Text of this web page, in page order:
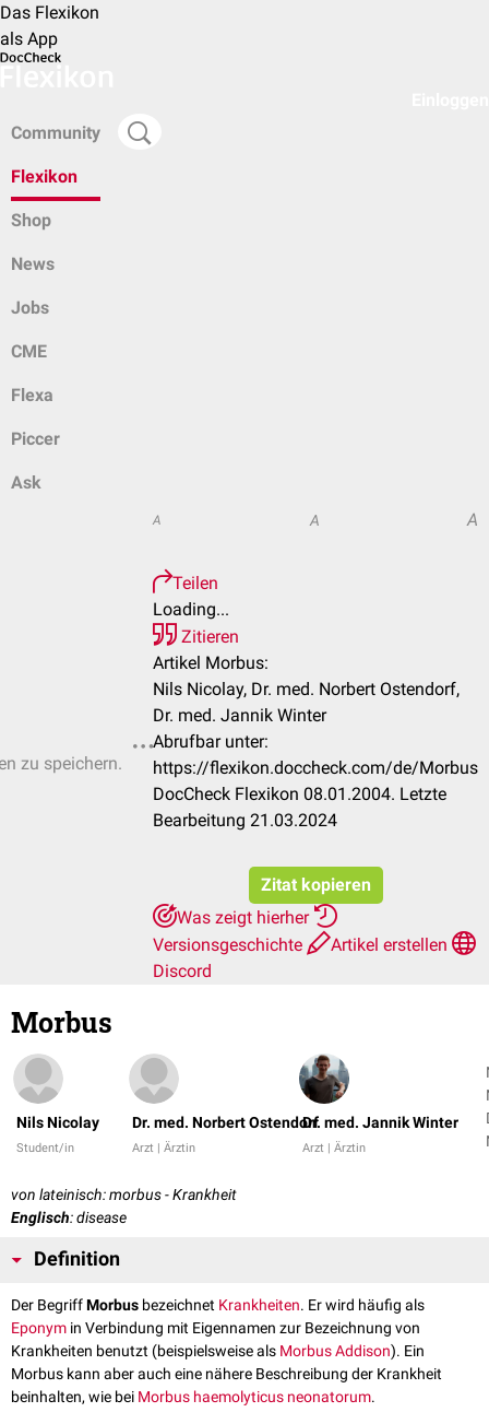
Das Flexikon
als App
Community
Flexikon
Shop
News
Jobs
CME
Flexa
Piccer
Ask
zu speichern.
A A A
Teilen
Loading...
Zitieren
Artikel Morbus:
Nils Nicolay, Dr. med. Norbert Ostendorf,
Dr. med. Jannik Winter
Abrufbar unter:
https://flexikon.doccheck.com/de/Morbus
DocCheck Flexikon 08.01.2004. Letzte
Bearbeitung 21.03.2024
Zitat kopieren
Was zeigt hierher
Versionsgeschichte
Artikel erstellen
Discord
Morbus
Nils Nicolay
Student/in
Dr. med. Norbert Ostendorf
Arzt | Ärztin
Dr. med. Jannik Winter
Arzt | Ärztin
von lateinisch: morbus - Krankheit
Englisch: disease
Definition
Der BegriffMorbus bezeichnet Krankheiten. Er wird häufig als
Eponym in Verbindung mit Eigennamen zur Bezeichnung von
Krankheiten benutzt (beispielsweise als Morbus Addison). Ein
Morbus kann aber auch eine nähere Beschreibung der Krankheit
beinhalten, wie bei Morbus haemolyticus neonatorum.